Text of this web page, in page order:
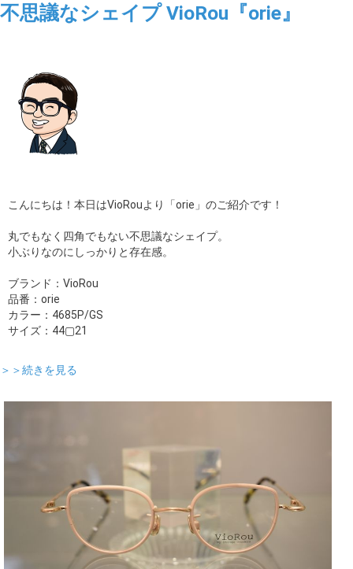
不思議なシェイプ VioRou『orie』
こんにちは！本日はVioRouより「orie」のご紹介です！
丸でもなく四角でもない不思議なシェイプ。
小ぶりなのにしっかりと存在感。
ブランド：VioRou
品番：orie
カラー：4685P/GS
サイズ：44▢21
＞＞続きを見る